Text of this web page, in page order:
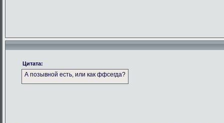
Цитата:
А позывной есть, или как ффсегда?